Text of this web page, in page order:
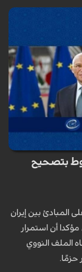
بتصحيح
المبادئ بين إيران
مؤكدا أن استمرار
الملف النووي
حزمًا.